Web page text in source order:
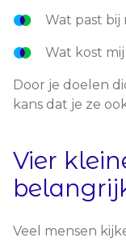
Wat past bij
Wat kost
Door je doelen
kans dat je ze
Vier
Veel mensen